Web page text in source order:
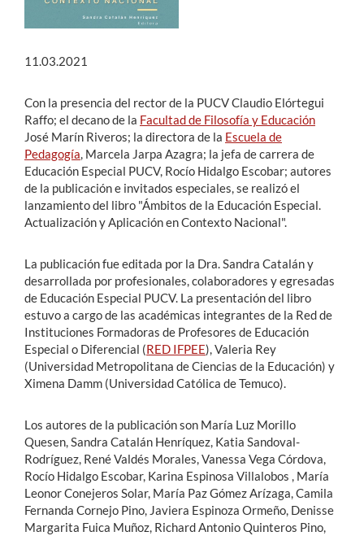
English
11.03.2021
Con la presencia del rector de la PUCV Claudio Elórtegui
Raffo; el decano de la Facultad de Filosofía y Educación
José Marín Riveros; la directora de la Escuela de
Pedagogía, Marcela Jarpa Azagra; la jefa de carrera de
Educación Especial PUCV, Rocío Hidalgo Escobar; autores
de la publicación e invitados especiales, se realizó el
lanzamiento del libro "Ámbitos de la Educación Especial.
Actualización y Aplicación en Contexto Nacional".
La publicación fue editada por la Dra. Sandra Catalán y
desarrollada por profesionales, colaboradores y egresadas
de Educación Especial PUCV. La presentación del libro
estuvo a cargo de las académicas integrantes de la Red de
Instituciones Formadoras de Profesores de Educación
Especial o Diferencial (RED IFPEE), Valeria Rey
(Universidad Metropolitana de Ciencias de la Educación) y
Ximena Damm (Universidad Católica de Temuco).
Los autores de la publicación son María Luz Morillo
Quesen, Sandra Catalán Henríquez, Katia Sandoval-
Rodríguez, René Valdés Morales, Vanessa Vega Córdova,
Rocío Hidalgo Escobar, Karina Espinosa Villalobos , María
Leonor Conejeros Solar, María Paz Gómez Arízaga, Camila
Fernanda Cornejo Pino, Javiera Espinoza Ormeño, Denisse
Margarita Fuica Muñoz, Richard Antonio Quinteros Pino,